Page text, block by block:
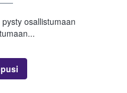
osallistumaan